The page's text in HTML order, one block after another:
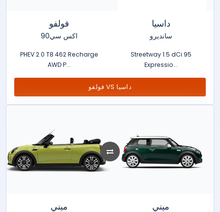
فولفو
اكس سي90
PHEV 2.0 T8 462 Recharge
AWD P...
داسيا
سانديرو
Streetway 1.5 dCi 95
Expressio...
فولفو VS داسيا
ميني ميني